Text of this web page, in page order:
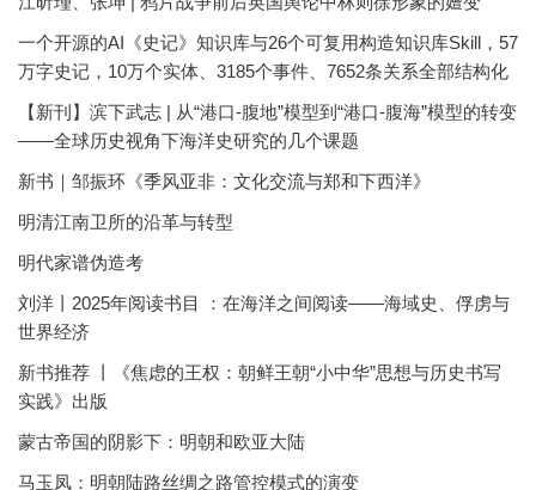
一个开源的AI《史记》知识库与26个可复用构造知识库Skill，57
万字史记，10万个实体、3185个事件、7652条关系全部结构化
【新刊】滨下武志 | 从“港口-腹地”模型到“港口-腹海”模型的转变
——全球历史视角下海洋史研究的几个课题
新书｜邹振环《季风亚非：文化交流与郑和下西洋》
明清江南卫所的沿革与转型
明代家谱伪造考
刘洋丨2025年阅读书目 ：在海洋之间阅读——海域史、俘虏与
世界经济
新书推荐 丨《焦虑的王权：朝鲜王朝“小中华”思想与历史书写
实践》出版
蒙古帝国的阴影下：明朝和欧亚大陆
马玉凤：明朝陆路丝绸之路管控模式的演变